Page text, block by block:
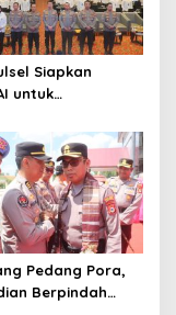
Siapkan
untuk
Pedang Pora,
Berpindah